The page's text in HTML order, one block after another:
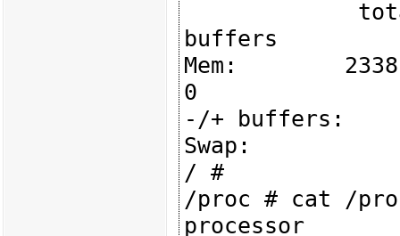
buffers
Mem:
0
-/+ buffers:
Swap:
/ #
/proc # cat /
processor